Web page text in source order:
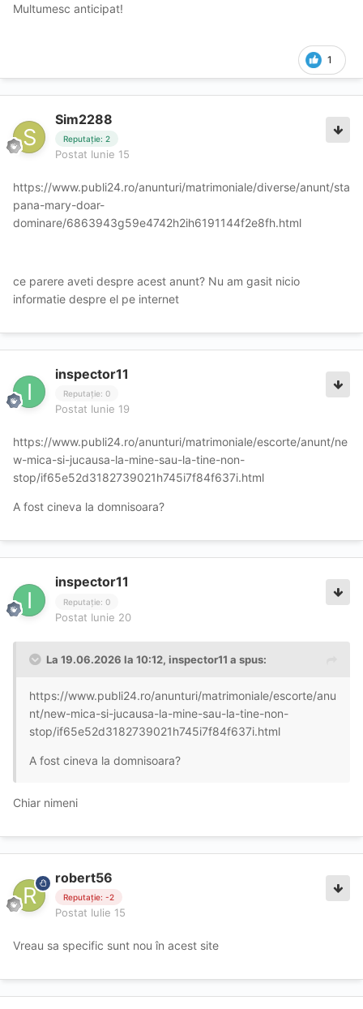
Multumesc anticipat!
1
Sim2288
Reputație: 2
Postat Iunie 15
https://www.publi24.ro/anunturi/matrimoniale/diverse/anunt/sta
pana-mary-doar-
dominare/6863943g59e4742h2ih6191144f2e8fh.html
ce parere aveti despre acest anunt? Nu am gasit nicio
informatie despre el pe internet
inspector11
Reputație: 0
Postat Iunie 19
https://www.publi24.ro/anunturi/matrimoniale/escorte/anunt/ne
w-mica-si-jucausa-la-mine-sau-la-tine-non-
stop/if65e52d3182739021h745i7f84f637i.html
A fost cineva la domnisoara?
inspector11
Reputație: 0
Postat Iunie 20
La 19.06.2026 la 10:12, inspector11 a spus:
https://www.publi24.ro/anunturi/matrimoniale/escorte/anu
nt/new-mica-si-jucausa-la-mine-sau-la-tine-non-
stop/if65e52d3182739021h745i7f84f637i.html
A fost cineva la domnisoara?
Chiar nimeni
robert56
Reputație: -2
Postat Iulie 15
Vreau sa specific sunt nou în acest site